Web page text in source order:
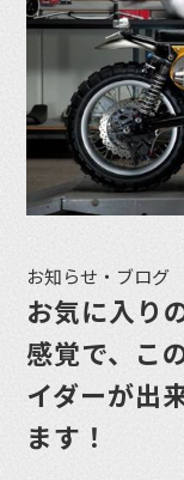
お知らせ・ブログ
お気に入り
感覚で、こ
イダーが出
ます！